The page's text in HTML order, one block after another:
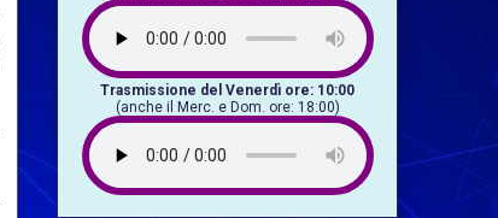
Trasmissione del Venerdì ore: 10:00
(anche il Merc. e Dom. ore: 18:00)